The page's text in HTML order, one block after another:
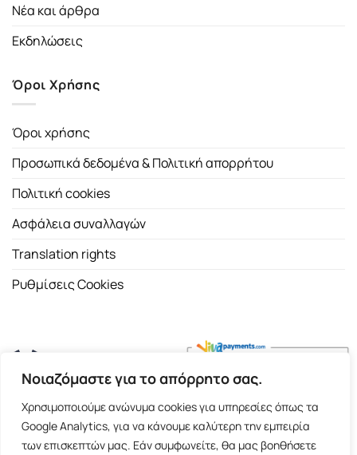
Νοιαζόμαστε για το απόρρητο σας.
Χρησιμοποιούμε ανώνυμα cookies για υπηρεσίες όπως τα
Google Analytics, για να κάνουμε καλύτερη την εμπειρία
των επισκεπτών μας. Εάν συμφωνείτε, θα μας βοηθήσετε
Νέα και άρθρα
Εκδηλώσεις
Όροι Χρήσης
Όροι χρήσης
Προσωπικά δεδομένα & Πολιτική απορρήτου
Πολιτική cookies
Ασφάλεια συναλλαγών
Translation rights
Ρυθμίσεις Cookies
Copyright 2026 ©Εκδοτικός Οίκος Α.Α. Λιβάνη| All rights
reserved.
Σόλωνος 98, 10680 Αθήνα | Τ:2103661200- F: 2103617791